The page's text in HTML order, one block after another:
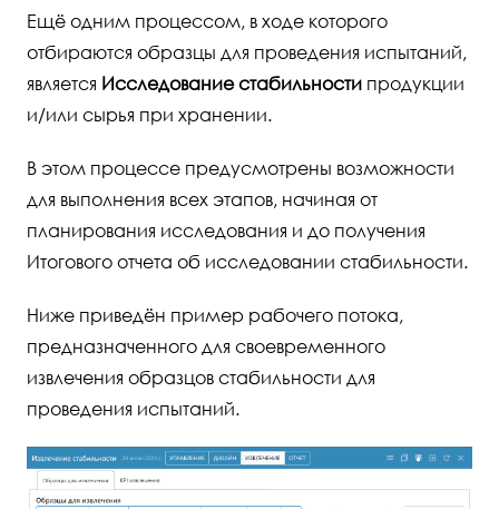
Ещё одним процессом, в ходе которого
отбираются образцы для проведения испытаний,
является Исследование стабильности продукции
и/или сырья при хранении.
В этом процессе предусмотрены возможности
для выполнения всех этапов, начиная от
планирования исследования и до получения
Итогового отчета об исследовании стабильности.
Ниже приведён пример рабочего потока,
предназначенного для своевременного
извлечения образцов стабильности для
проведения испытаний.